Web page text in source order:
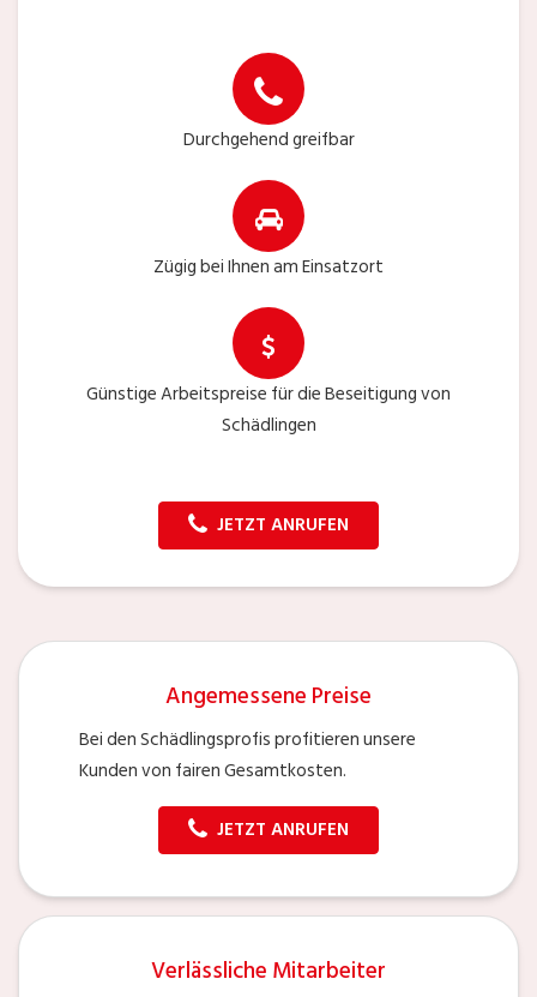
Durchgehend greifbar
Zügig bei Ihnen am Einsatzort
Günstige Arbeitspreise für die Beseitigung von
Schädlingen
JETZT ANRUFEN
Angemessene Preise
Bei den Schädlingsprofis profitieren unsere
Kunden von fairen Gesamtkosten.
JETZT ANRUFEN
Verlässliche Mitarbeiter